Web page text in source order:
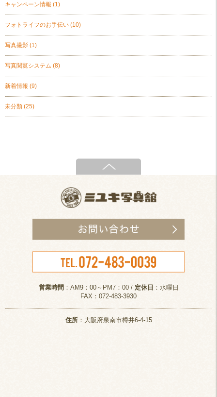
キャンペーン情報 (1)
フォトライフのお手伝い (10)
写真撮影 (1)
写真閲覧システム (8)
新着情報 (9)
未分類 (25)
営業時間 ：AM9：00～PM7：00 / 定休日 ：水曜日
FAX：072-483-3930
住所：大阪府泉南市樽井6-4-15